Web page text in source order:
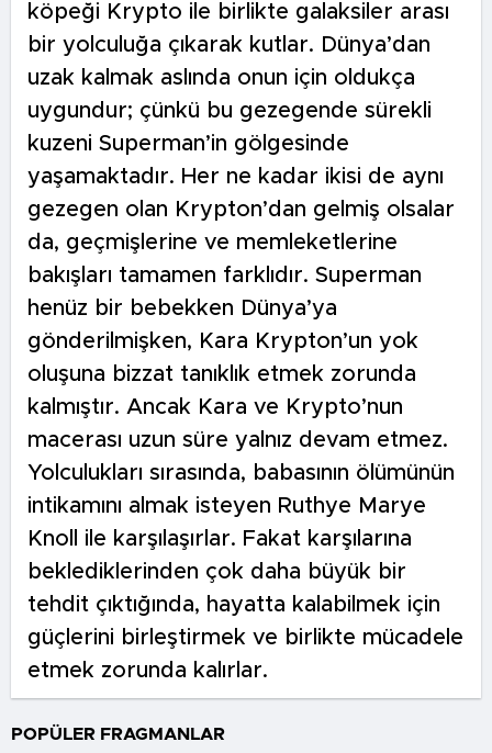
köpeği Krypto ile birlikte galaksiler arası
bir yolculuğa çıkarak kutlar. Dünya’dan
uzak kalmak aslında onun için oldukça
uygundur; çünkü bu gezegende sürekli
kuzeni Superman’in gölgesinde
yaşamaktadır. Her ne kadar ikisi de aynı
gezegen olan Krypton’dan gelmiş olsalar
da, geçmişlerine ve memleketlerine
bakışları tamamen farklıdır. Superman
henüz bir bebekken Dünya’ya
gönderilmişken, Kara Krypton’un yok
oluşuna bizzat tanıklık etmek zorunda
kalmıştır. Ancak Kara ve Krypto’nun
macerası uzun süre yalnız devam etmez.
Yolculukları sırasında, babasının ölümünün
intikamını almak isteyen Ruthye Marye
Knoll ile karşılaşırlar. Fakat karşılarına
beklediklerinden çok daha büyük bir
tehdit çıktığında, hayatta kalabilmek için
güçlerini birleştirmek ve birlikte mücadele
etmek zorunda kalırlar.
POPÜLER FRAGMANLAR